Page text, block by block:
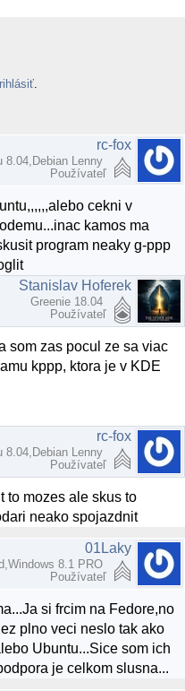
rc-fox
8.04,Debian Lenny
Používateľ
cekni v
kamos ma
program neaky g-ppp
Stanislav Hoferek
Greenie 18.04
Používateľ
som zas pocul ze sa viac
kppp, ktora je v KDE
rc-fox
8.04,Debian Lenny
Používateľ
to mozes ale skus to
neako spojazdnit
01Laky
8.1 PRO
Používateľ
si frcim na Fedore,no
plno veci neslo tak ako
Ubuntu...Sice som ich
je celkom slusna...